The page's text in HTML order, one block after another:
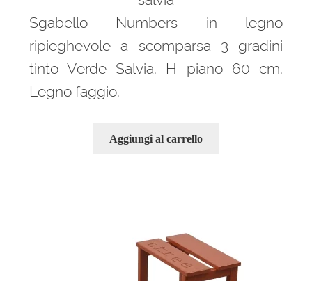
Sgabello Numbers in legno
ripieghevole a scomparsa 3 gradini
tinto Verde Salvia. H piano 60 cm.
Legno faggio.
Aggiungi al carrello